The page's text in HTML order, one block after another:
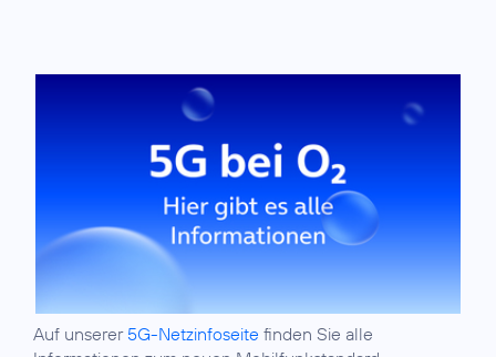
Auf unserer 5G-Netzinfoseite finden Sie alle